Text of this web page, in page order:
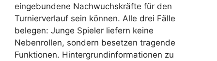
eingebundene Nachwuchskräfte für den
Turnierverlauf sein können. Alle drei Fälle
belegen: Junge Spieler liefern keine
Nebenrollen, sondern besetzen tragende
Funktionen. Hintergrundinformationen zu